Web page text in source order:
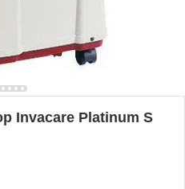
Invacare Platinum S